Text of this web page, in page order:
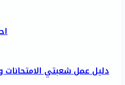
دليل عمل شعبتي